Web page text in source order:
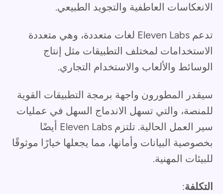
الانعكاسات العاطفية والتجويد الطبيعي.
تدعم Eleven Labs لغات متعددة، وهي متعددة
الاستخدامات لمختلف التطبيقات مثل إنتاج
الوسائط والألعاب والاستخدام التجاري.
سيقدر المطورون واجهة برمجة التطبيقات القوية
للمنصة، والتي تسهل الاندماج السهل في عمليات
سير العمل الحالية. تلتزم Eleven Labs أيضًا
بخصوصية البيانات وأمانها، مما يجعلها خيارًا موثوقًا
للبيئات المهنية.
التكلفة: